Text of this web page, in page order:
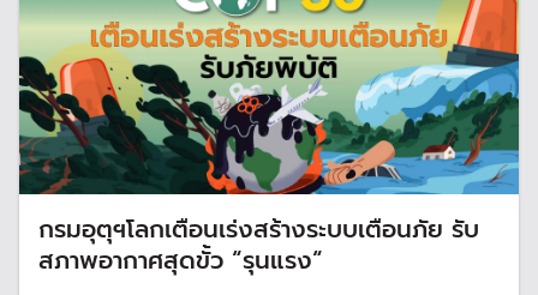
กรมอุตุฯโลกเตือนเร่งสร้างระบบเตือนภัย รับ
สภาพอากาศสุดขั้ว “รุนแรง“